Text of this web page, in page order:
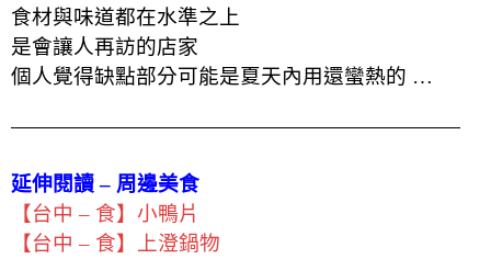
食材與味道都在水準之上
是會讓人再訪的店家
個人覺得缺點部分可能是夏天內用還蠻熱的 …
延伸閱讀 – 周邊美食
【台中 – 食】小鴨片
【台中 – 食】上澄鍋物